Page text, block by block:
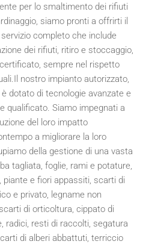
per lo smaltimento dei rifiuti
siamo pronti a offrirti il
completo che include
dei rifiuti, ritiro e stoccaggio,
sempre nel rispetto
nostro impianto autorizzato,
dotato di tecnologie avanzate e
qualificato. Siamo impegnati a
del loro impatto
a migliorare la loro
della gestione di una vasta
tagliata, foglie, rami e potature,
e fiori appassiti, scarti di
e privato, legname non
di orticoltura, cippato di
radici, resti di raccolti, segatura
di alberi abbattuti, terriccio